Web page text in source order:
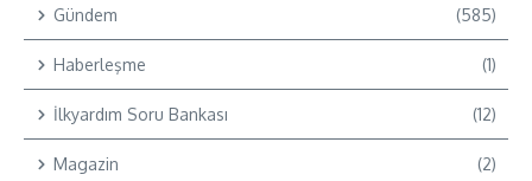
Gündem (585)
Haberleşme (1)
İlkyardım Soru Bankası (12)
Magazin (2)